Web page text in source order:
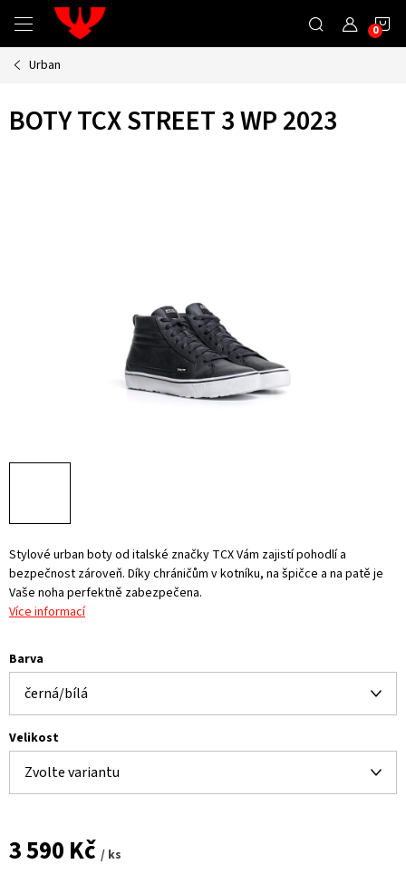
obsah
Urban
BOTY TCX STREET 3 WP 2023
Stylové urban boty od italské značky TCX Vám zajistí pohodlí a
bezpečnost zároveň. Díky chráničům v kotníku, na špičce a na patě je
Vaše noha perfektně zabezpečena.
Více informací
Barva
Velikost
3 590 Kč / ks